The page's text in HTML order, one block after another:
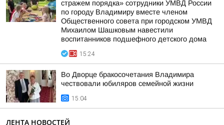
стражем порядка» сотрудники УМВД России
по городу Владимиру вместе членом
Общественного совета при городском УМВД
Михаилом Шашковым навестили
воспитанников подшефного детского дома
15:24
Во Дворце бракосочетания Владимира
чествовали юбиляров семейной жизни
15:04
ЛЕНТА НОВОСТЕЙ